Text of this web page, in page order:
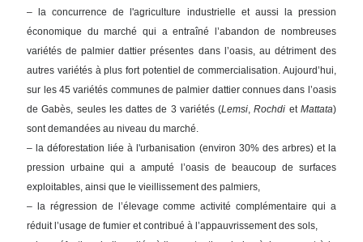
– la concurrence de l'agriculture industrielle et aussi la pression
économique du marché qui a entraîné l’abandon de nombreuses
variétés de palmier dattier présentes dans l’oasis, au détriment des
autres variétés à plus fort potentiel de commercialisation. Aujourd’hui,
sur les 45 variétés communes de palmier dattier connues dans l’oasis
de Gabès, seules les dattes de 3 variétés (Lemsi,Rochdi et Mattata)
sont demandées au niveau du marché.
– la déforestation liée à l'urbanisation (environ 30% des arbres) et la
pression urbaine qui a amputé l’oasis de beaucoup de surfaces
exploitables, ainsi que le vieillissement des palmiers,
– la régression de l’élevage comme activité complémentaire qui a
réduit l’usage de fumier et contribué à l’appauvrissement des sols,